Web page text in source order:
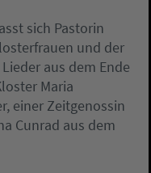
sich Pastorin
und der
aus dem Ende
Maria
einer Zeitgenossin
Cunrad aus dem